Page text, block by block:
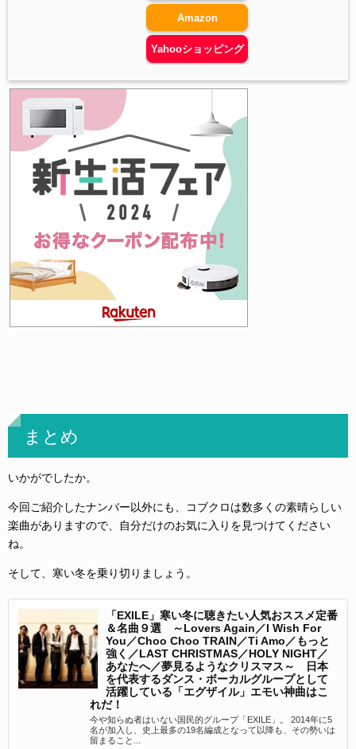
Amazon
Yahooショッピング
まとめ
いかがでしたか。
今回ご紹介したナンバー以外にも、コブクロは数多くの素晴らしい
楽曲がありますので、自分だけのお気に入りを見つけてください
ね。
そして、寒い冬を乗り切りましょう。
「EXILE」寒い冬に聴きたい人気おススメ定番
＆名曲９選 ～Lovers Again／I Wish For
You／Choo Choo TRAIN／Ti Amo／もっと
強く／LAST CHRISTMAS／HOLY NIGHT／
あなたへ／夢見るようなクリスマス～ 日本
を代表するダンス・ボーカルグループとして
活躍している「エグザイル」エモい神曲はこ
れだ！
今や知らぬ者はいない国民的グループ「EXILE」。 2014年に5
名が加入し、史上最多の19名編成となって以降も、その勢いは
留まること...